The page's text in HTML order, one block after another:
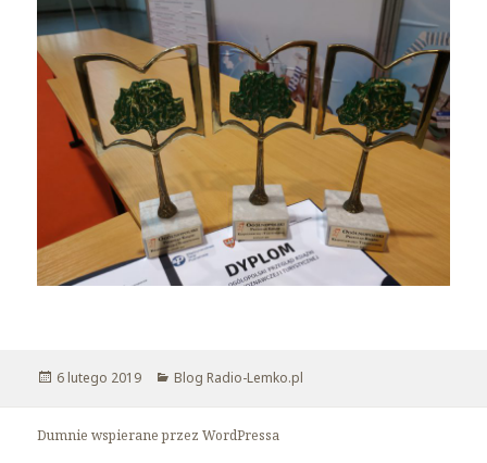
Opublikowano
6 lutego 2019 Kategorie
Blog Radio-Lemko.pl
Dumnie wspierane przez WordPressa